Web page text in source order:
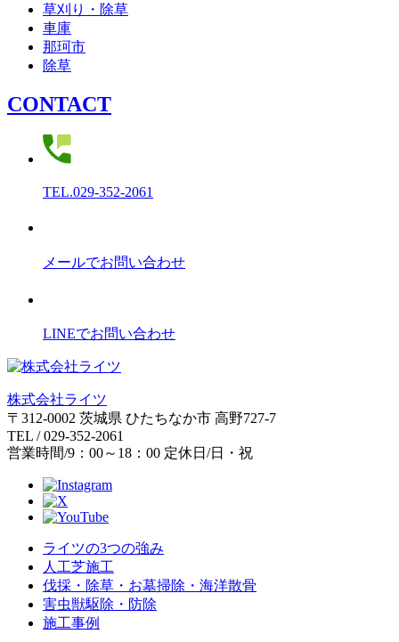
草刈り・除草
車庫
那珂市
除草
CONTACT
TEL.029-352-2061
メールでお問い合わせ
LINEでお問い合わせ
株式会社ライツ
〒312-0002 茨城県 ひたちなか市 高野727-7
TEL / 029-352-2061
営業時間/9：00～18：00 定休日 /日・祝
ライツの3つの強み
人工芝施工
伐採・除草・お墓掃除・海洋散骨
害虫獣駆除・防除
施工事例